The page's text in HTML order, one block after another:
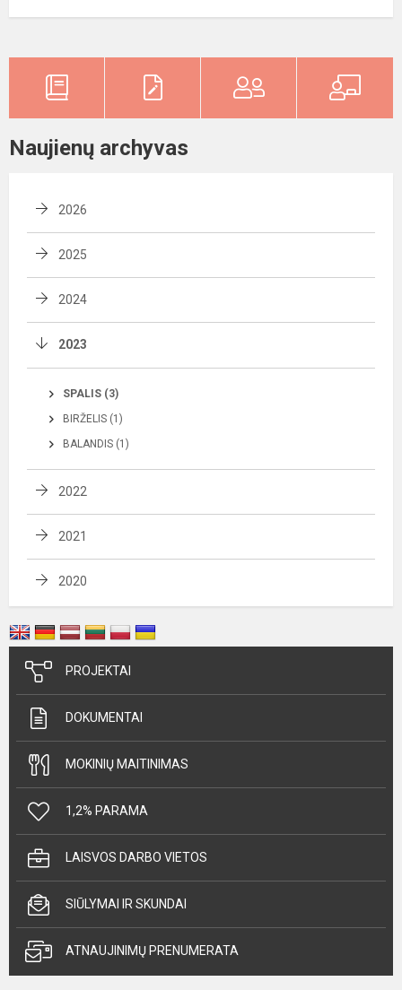
Naujienų archyvas
2026
2025
2024
2023
SPALIS (3)
BIRŽELIS (1)
BALANDIS (1)
2022
2021
2020
PROJEKTAI
DOKUMENTAI
MOKINIŲ MAITINIMAS
1,2% PARAMA
LAISVOS DARBO VIETOS
SIŪLYMAI IR SKUNDAI
ATNAUJINIMŲ PRENUMERATA